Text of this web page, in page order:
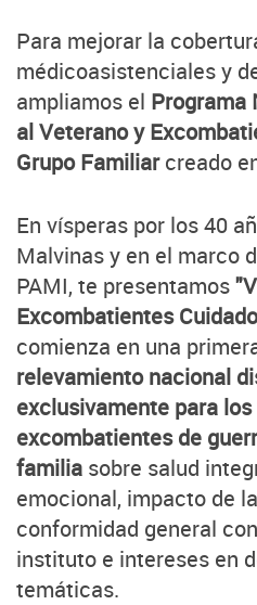
Para mejorar la
médicoasistenciales y
ampliamos el Programa
al Veterano y
Grupo Familiarcreado
En vísperas por los 40
Malvinas y en el marco
PAMI, te presentamos
Excombatientes
comienza en una
relevamiento nacional
exclusivamente para
excombatientes de
familia sobre salud
emocional, impacto de
conformidad general
instituto e intereses en
temáticas.